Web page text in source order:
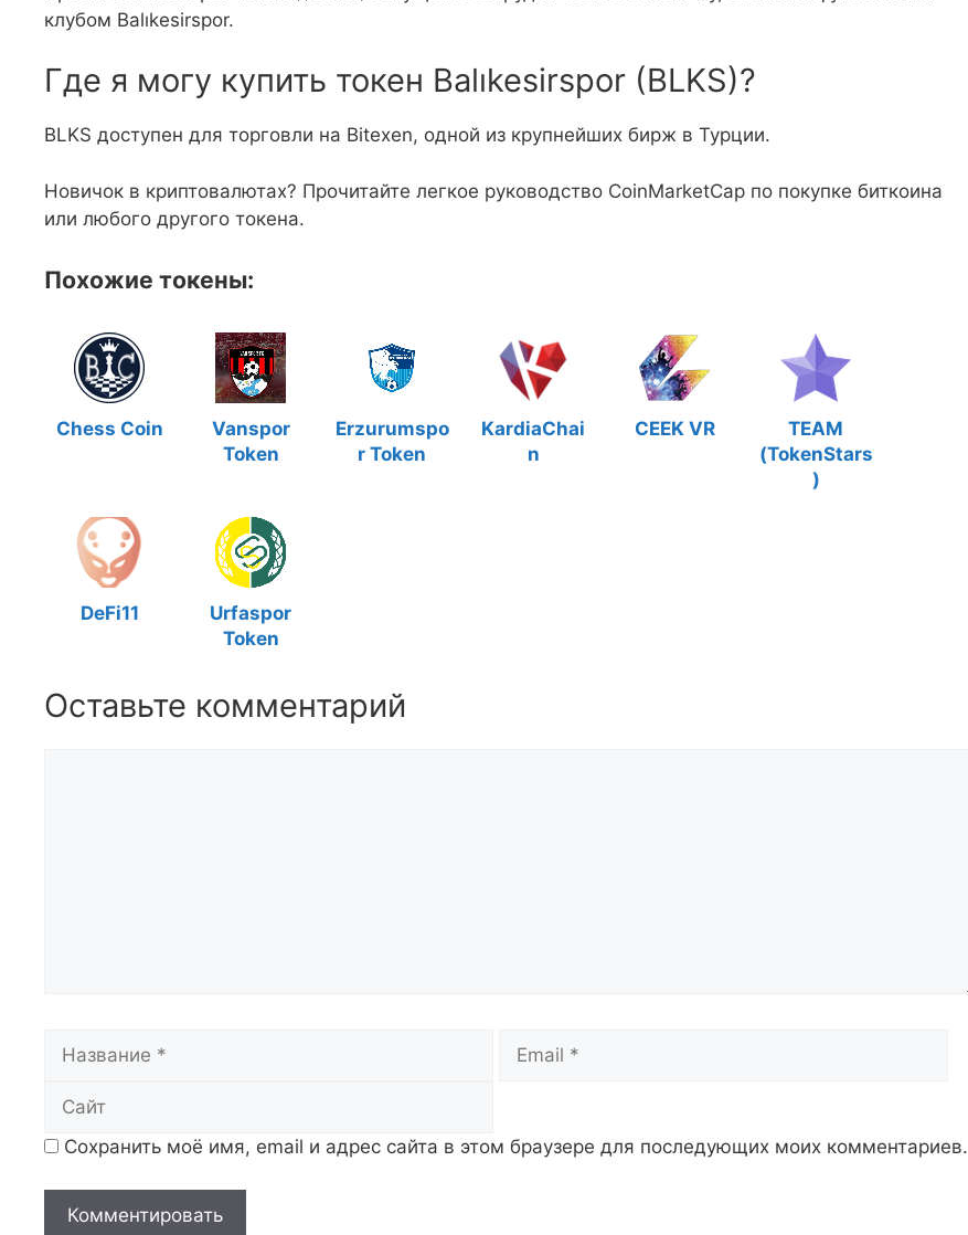
клубом Balıkesirspor.
Где я могу купить токен Balıkesirspor (BLKS)?
BLKS доступен для торговли на Bitexen, одной из крупнейших бирж в Турции.
Новичок в криптовалютах? Прочитайте легкое руководство CoinMarketCap по покупке биткоина
или любого другого токена.
Похожие токены:
Chess Coin
Vanspor
Token
Erzurumspo
r Token
KardiaChai
n
CEEK VR
TEAM
(TokenStars
)
DeFi11
Urfaspor
Token
Оставьте комментарий
Название Email
Сохранить моё имя, email и адрес сайта в этом браузере для последующих моих комментариев.